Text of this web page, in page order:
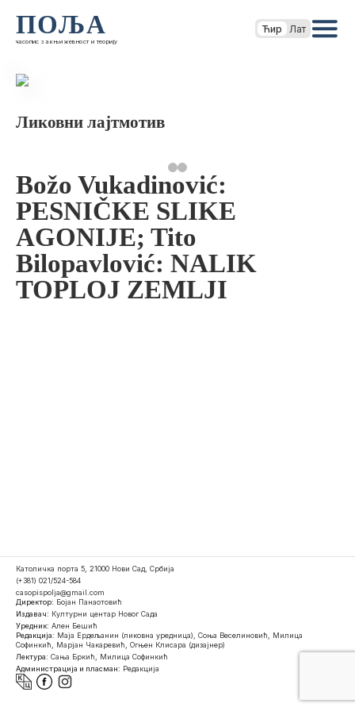
ПОЉА
часопис за књижевност и теорију
Ћир Лат
Ликовни лајтмотив
Božo Vukadinović:
PESNIČKE SLIKE
AGONIJE; Tito
Bilopavlović: NALIK
TOPLOJ ZEMLJI
Католичка порта 5, 21000 Нови Сад, Србија
(+381) 021/524-584
casopispolja@gmail.com
Директор: Бојан Панаотовић
Издавач: Културни центар Новог Сада
Уредник: Ален Бешић
Редакција: Маја Ердељанин (ликовна уредница), Соња Веселиновић, Милица
Софинкић, Марјан Чакаревић, Огњен Клисара (дизајнер)
Лектура: Сања Бркић, Милица Софинкић
Администрација и пласман: Редакција